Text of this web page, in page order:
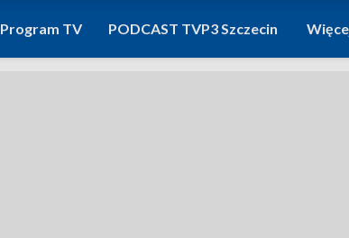
Program TV PODCAST TVP3 Szczecin